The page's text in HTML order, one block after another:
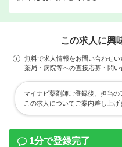
この求人に興
無料で求人情報をお問い合わせい
薬局・病院等への直接応募・問い
マイナビ薬剤師ご登録後、担当の
この求人についてご案内差し上げ
1分で登録完了